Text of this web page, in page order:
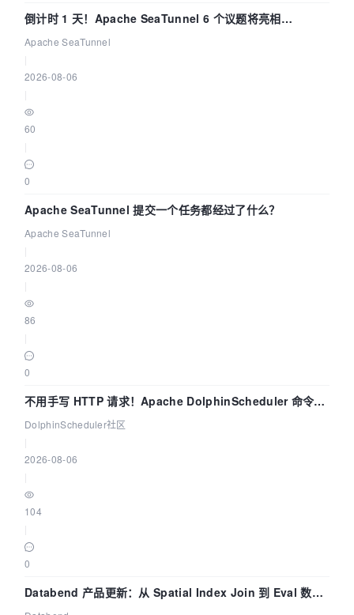
倒计时 1 天！Apache SeaTunnel 6 个议题将亮相
Community Over Code Asia 2026
Apache SeaTunnel
2026-08-06
60
0
Apache SeaTunnel 提交一个任务都经过了什么？
Apache SeaTunnel
2026-08-06
86
0
不用手写 HTTP 请求！Apache DolphinScheduler 命令行
dsctl 两分钟上手
DolphinScheduler社区
2026-08-06
104
0
Databend 产品更新：从 Spatial Index Join 到 Eval 数据